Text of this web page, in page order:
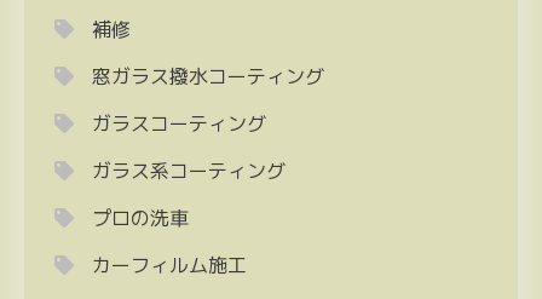
補修
窓ガラス撥水コーティング
ガラスコーティング
ガラス系コーティング
プロの洗車
カーフィルム施工